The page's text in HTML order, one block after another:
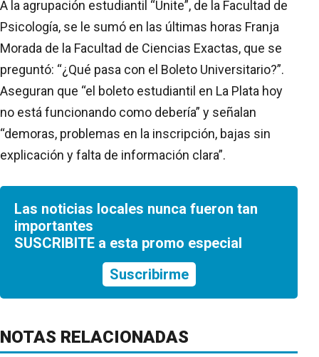
A la agrupación estudiantil “Unite”, de la Facultad de
Psicología, se le sumó en las últimas horas Franja
Morada de la Facultad de Ciencias Exactas, que se
preguntó: “¿Qué pasa con el Boleto Universitario?”.
Aseguran que “el boleto estudiantil en La Plata hoy
no está funcionando como debería” y señalan
“demoras, problemas en la inscripción, bajas sin
explicación y falta de información clara”.
Las noticias locales nunca fueron tan
importantes
SUSCRIBITE a esta promo especial
Suscribirme
NOTAS RELACIONADAS